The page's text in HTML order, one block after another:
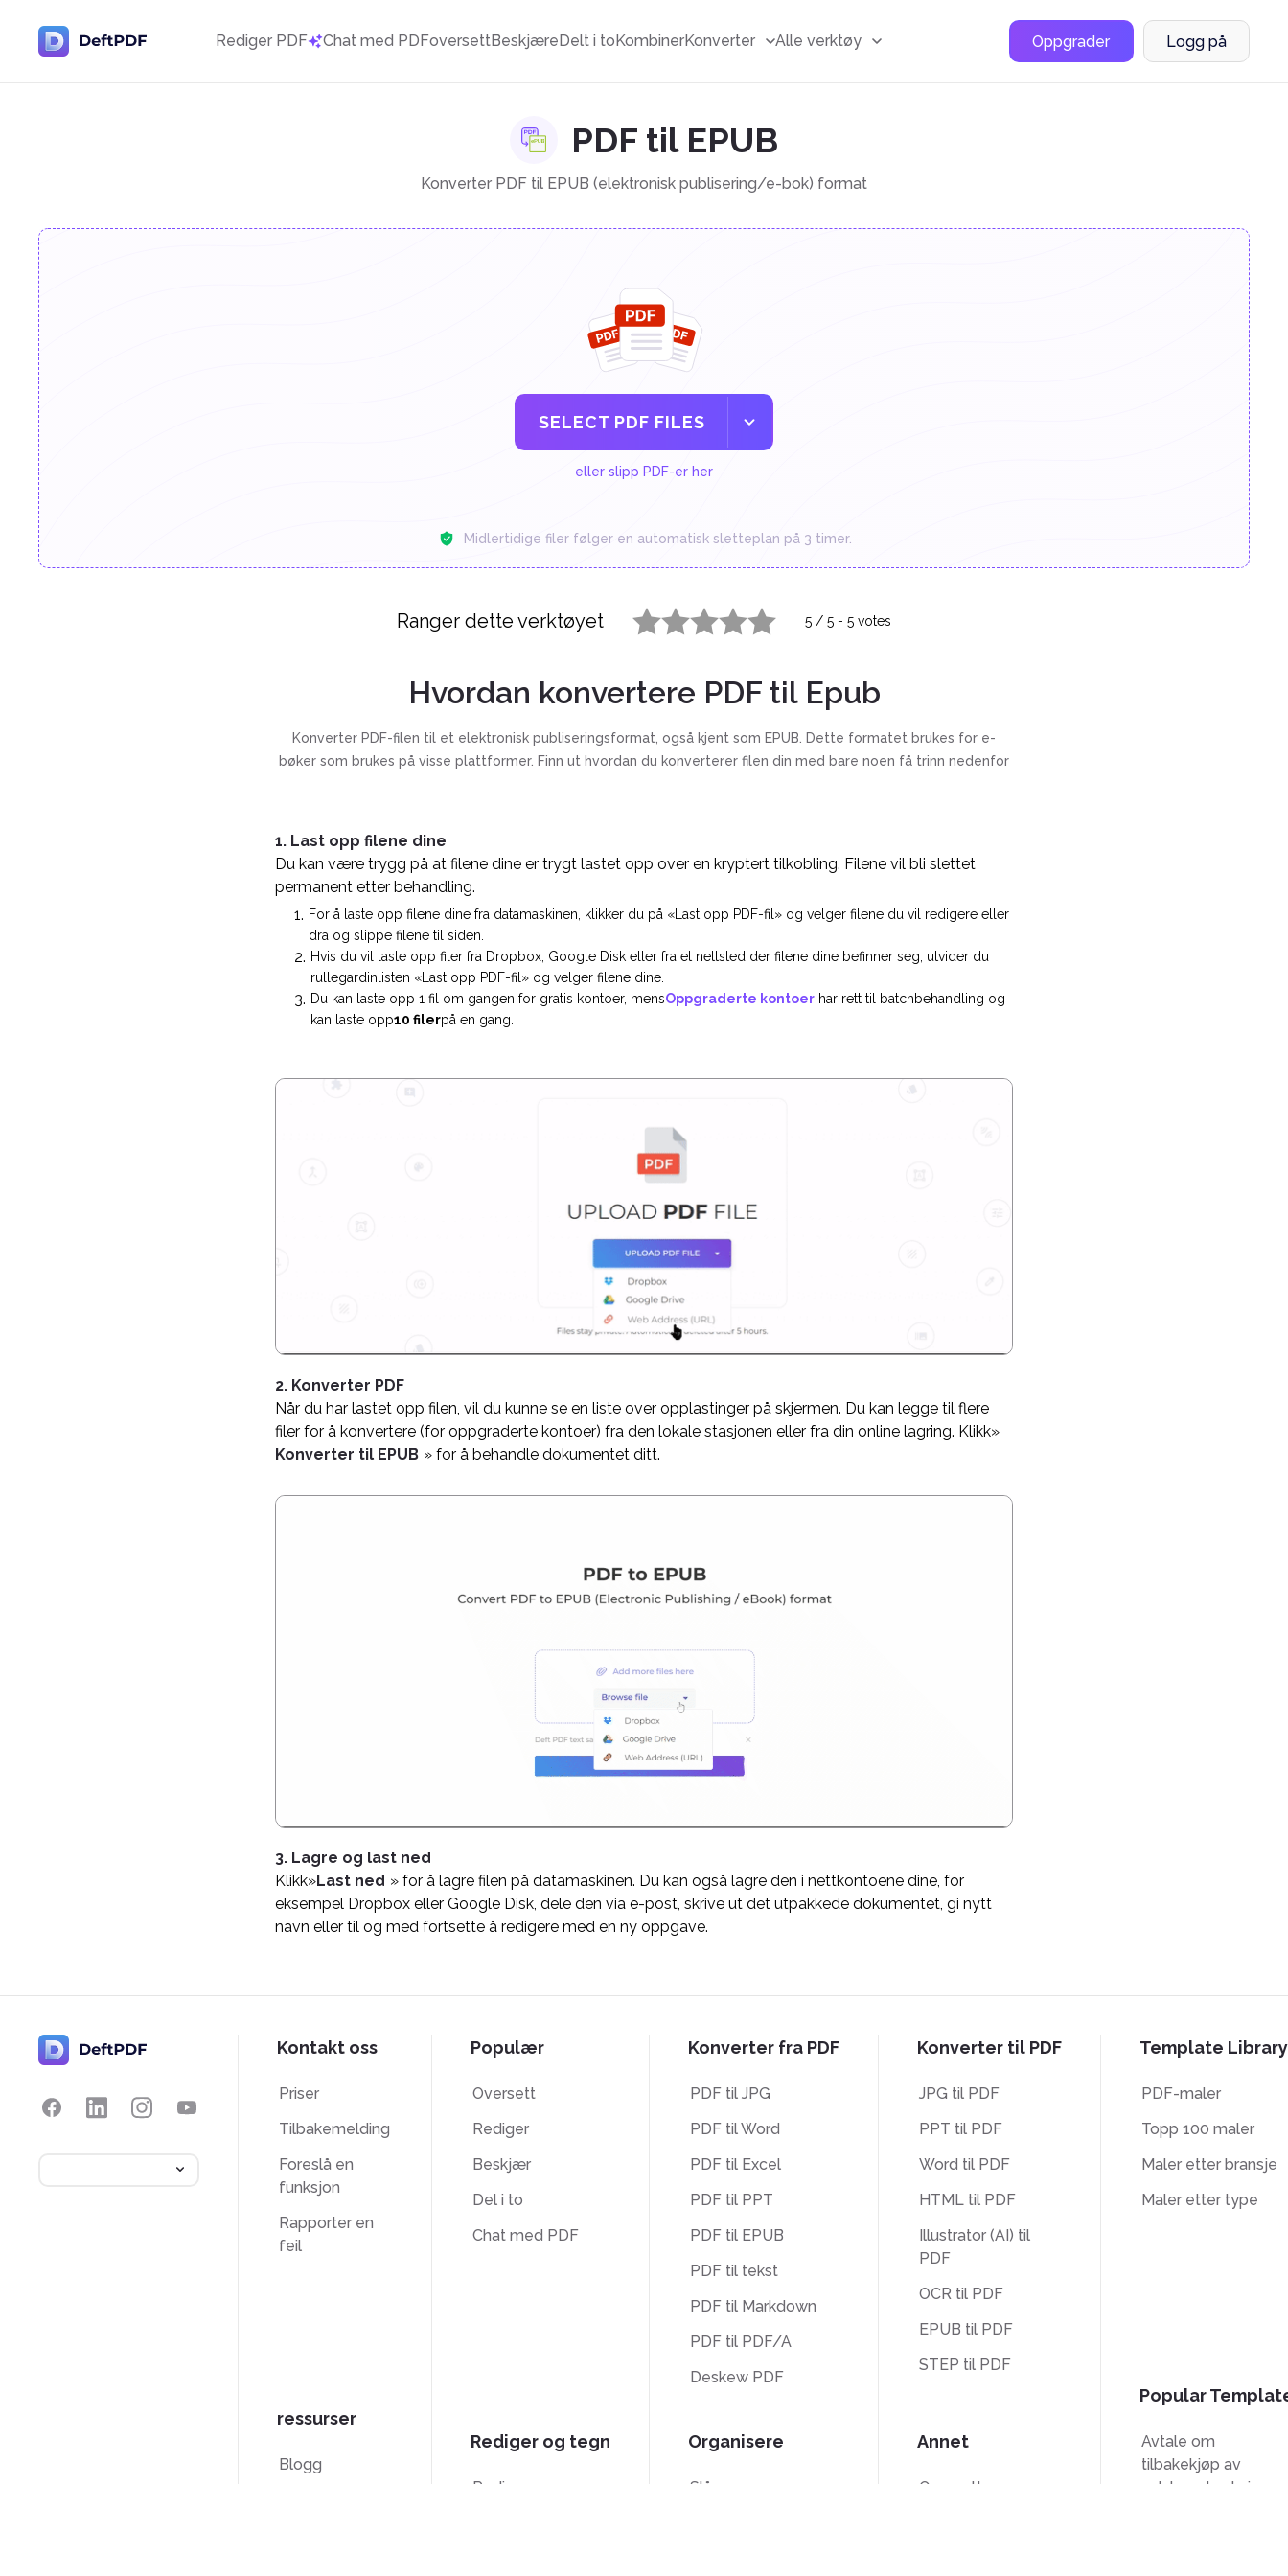
Rediger PDF Chat med PDFoversettBeskjæreDelt i toKombinerKonverter Alle verktøy Oppgrader Logg på
PDF til EPUB
Konverter PDF til EPUB (elektronisk publisering/e-bok) format
SELECT PDF FILES
eller slipp PDF-er her
Midlertidige filer følger en automatisk sletteplan på 3 timer.
Ranger dette verktøyet 5 / 5 - 5 votes
Hvordan konvertere PDF til Epub
Konverter PDF-filen til et elektronisk publiseringsformat, også kjent som EPUB. Dette formatet brukes for e-
bøker som brukes på visse plattformer. Finn ut hvordan du konverterer filen din med bare noen få trinn nedenfor
1. Last opp filene dine
Du kan være trygg på at filene dine er trygt lastet opp over en kryptert tilkobling. Filene vil bli slettet
permanent etter behandling.
For å laste opp filene dine fra datamaskinen, klikker du på «Last opp PDF-fil» og velger filene du vil redigere eller
dra og slippe filene til siden.
Hvis du vil laste opp filer fra Dropbox, Google Disk eller fra et nettsted der filene dine befinner seg, utvider du
rullegardinlisten «Last opp PDF-fil» og velger filene dine.
Du kan laste opp 1 fil om gangen for gratis kontoer, mensOppgraderte kontoer har rett til batchbehandling og
kan laste opp10 filerpå en gang.
2. Konverter PDF
Når du har lastet opp filen, vil du kunne se en liste over opplastinger på skjermen. Du kan legge til flere
filer for å konvertere (for oppgraderte kontoer) fra den lokale stasjonen eller fra din online lagring. Klikk»
Konverter til EPUB » for å behandle dokumentet ditt.
3. Lagre og last ned
Klikk»Last ned » for å lagre filen på datamaskinen. Du kan også lagre den i nettkontoene dine, for
eksempel Dropbox eller Google Disk, dele den via e-post, skrive ut det utpakkede dokumentet, gi nytt
navn eller til og med fortsette å redigere med en ny oppgave.
Kontakt oss
Priser
Tilbakemelding
Foreslå en
funksjon
Rapporter en
feil
ressurser
Blogg
Populær
Oversett
Rediger
Beskjær
Del i to
Chat med PDF
Rediger og tegn
Rediger
Konverter fra PDF
PDF til JPG
PDF til Word
PDF til Excel
PDF til PPT
PDF til EPUB
PDF til tekst
PDF til Markdown
PDF til PDF/A
Deskew PDF
Organisere
Slå sammen
Konverter til PDF
JPG til PDF
PPT til PDF
Word til PDF
HTML til PDF
Illustrator (AI) til
PDF
OCR til PDF
EPUB til PDF
STEP til PDF
Annet
Oversett
Template Library
PDF-maler
Topp 100 maler
Maler etter bransje
Maler etter type
Popular
Avtale om
tilbakekjøp av
selskapets aksjer